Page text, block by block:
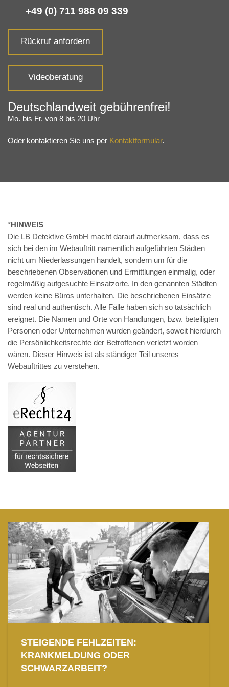
+49 (0) 711 988 09 339
Rückruf anfordern
Videoberatung
Deutschlandweit gebührenfrei!
Mo. bis Fr. von 8 bis 20 Uhr
Oder kontaktieren Sie uns per Kontaktformular.
*HINWEIS
Die LB Detektive GmbH macht darauf aufmerksam, dass es
sich bei den im Webauftritt namentlich aufgeführten Städten
nicht um Niederlassungen handelt, sondern um für die
beschriebenen Observationen und Ermittlungen einmalig, oder
regelmäßig aufgesuchte Einsatzorte. In den genannten Städten
werden keine Büros unterhalten. Die beschriebenen Einsätze
sind real und authentisch. Alle Fälle haben sich so tatsächlich
ereignet. Die Namen und Orte von Handlungen, bzw. beteiligten
Personen oder Unternehmen wurden geändert, soweit hierdurch
die Persönlichkeitsrechte der Betroffenen verletzt worden
wären. Dieser Hinweis ist als ständiger Teil unseres
Webauftrittes zu verstehen.
STEIGENDE FEHLZEITEN:
KRANKMELDUNG ODER
SCHWARZARBEIT?